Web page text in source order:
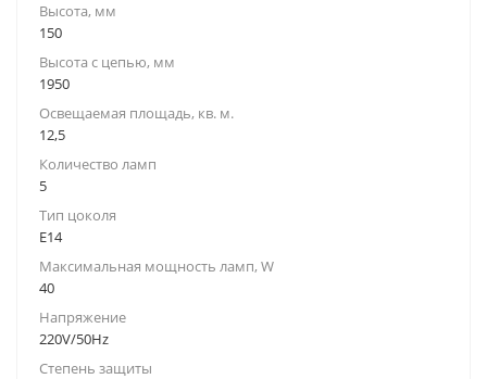
Высота, мм
150
Высота с цепью, мм
1950
Освещаемая площадь, кв. м.
12,5
Количество ламп
5
Тип цоколя
E14
Максимальная мощность ламп, W
40
Напряжение
220V/50Hz
Степень защиты